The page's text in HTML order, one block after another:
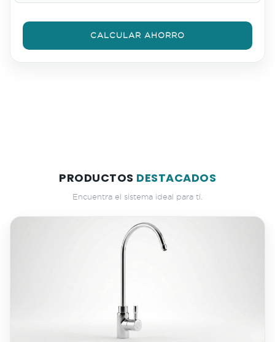
PRODUCTOS DESTACADOS
Encuentra el sistema ideal para ti.
CALCULAR AHORRO